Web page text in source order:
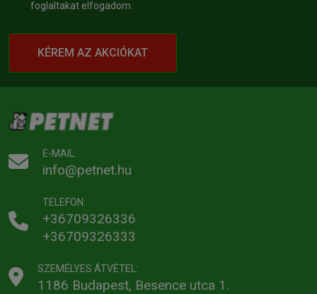
foglaltakat elfogadom.
KÉREM AZ AKCIÓKAT
E-MAIL:
info@petnet.hu
TELEFON:
+36709326336
+36709326333
SZEMÉLYES ÁTVÉTEL:
1186 Budapest, Besence utca 1.